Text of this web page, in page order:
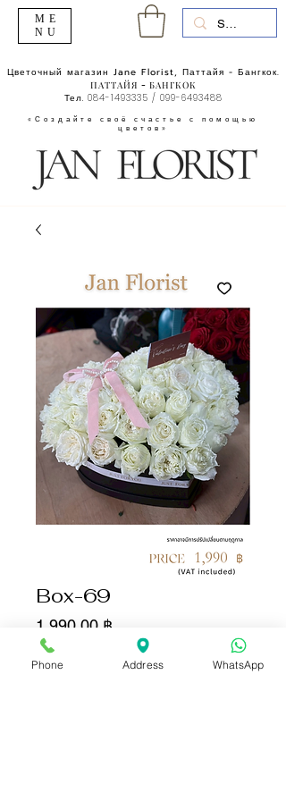
«Создайте своё счастье с помощью
цветов»
Цветочный магазин Jane Florist, Паттайя - Бангкок.
ПАТТАЙЯ - БАНГКОК
Тел. 084-1493335 / 099-6493488
ME
NU
Box-69
1 990,00 ฿Цена
Количество
Phone Address WhatsApp